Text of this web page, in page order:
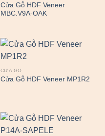
Cửa Gỗ HDF Veneer
MBC.V9A-OAK
CỬA GỖ
Cửa Gỗ HDF Veneer MP1R2